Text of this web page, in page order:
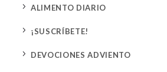
5 ALIMENTO DIARIO
5 ¡SUSCRÍBETE!
5 DEVOCIONES ADVIENTO